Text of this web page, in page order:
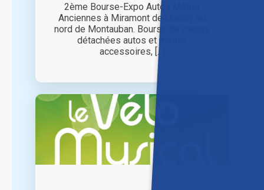
2ème Bourse-Expo Autos Motos
Anciennes à Miramont de Quercy au
nord de Montauban. Bourse de pièces
détachées autos et motos,
accessoires, [...]